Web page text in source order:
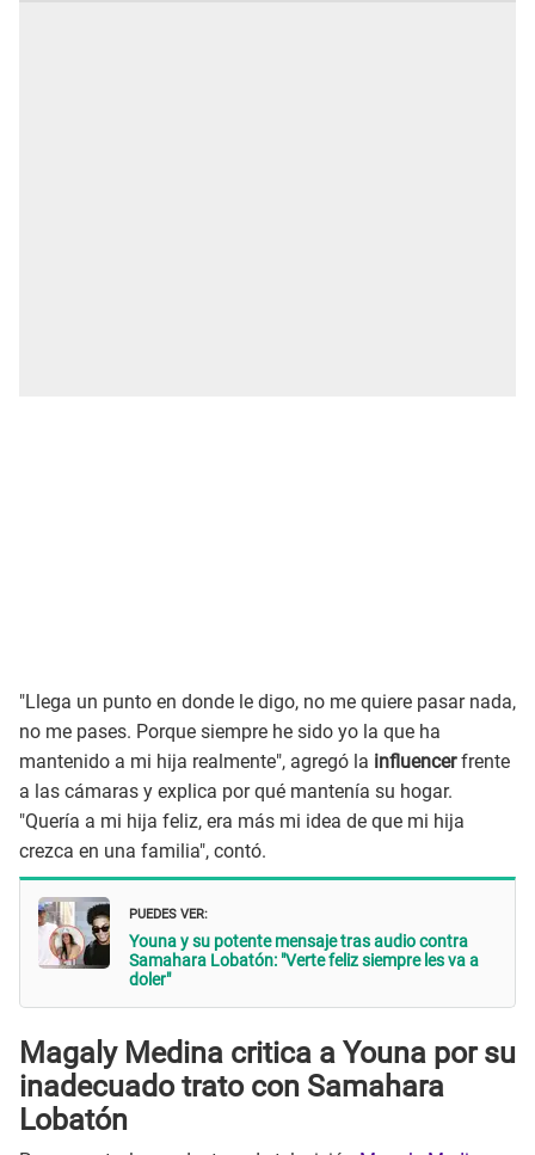
"Llega un punto en donde le digo, no me quiere pasar nada,
no me pases. Porque siempre he sido yo la que ha
mantenido a mi hija realmente", agregó la influencerfrente
a las cámaras y explica por qué mantenía su hogar.
"Quería a mi hija feliz, era más mi idea de que mi hija
crezca en una familia", contó.
PUEDES VER:
Youna y su potente mensaje tras audio contra
Samahara Lobatón: "Verte feliz siempre les va a
doler"
Magaly Medina critica a Youna por su
inadecuado trato con Samahara
Lobatón